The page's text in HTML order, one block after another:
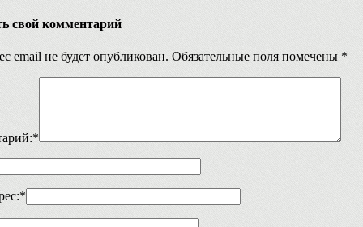
свой комментарий
email не будет опубликован. Обязательные поля помечены *
*
*